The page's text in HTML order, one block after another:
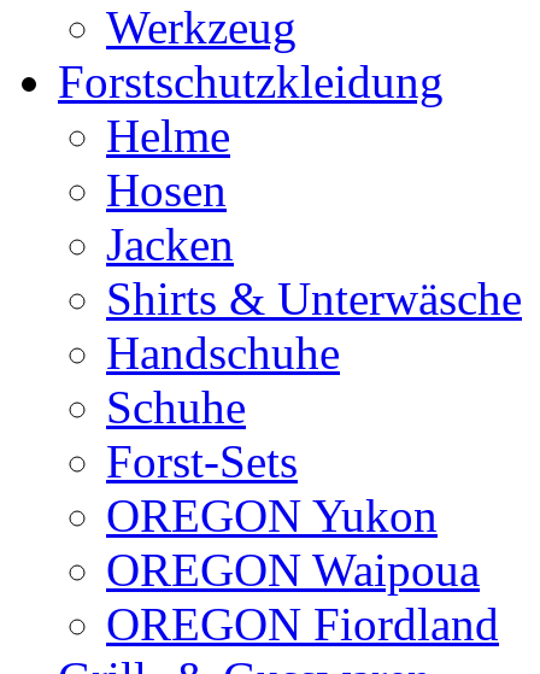
Werkzeug
Forstschutzkleidung
Helme
Hosen
Jacken
Shirts & Unterwäsche
Handschuhe
Schuhe
Forst-Sets
OREGON Yukon
OREGON Waipoua
OREGON Fiordland